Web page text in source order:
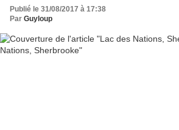
Publié le 31/08/2017 à 17:38
Par Guyloup